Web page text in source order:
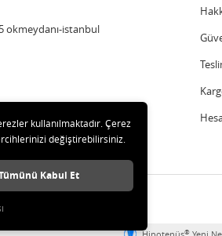
okmeydanı-istanbul
Tüm hakları saklıdır.
®
kullanılmaktadır. Çerez
değiştirebilirsiniz.
Kabul Et